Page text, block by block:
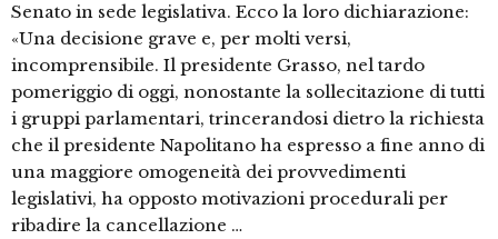
Senato in sede legislativa. Ecco la loro dichiarazione:
«Una decisione grave e, per molti versi,
incomprensibile. Il presidente Grasso, nel tardo
pomeriggio di oggi, nonostante la sollecitazione di tutti
i gruppi parlamentari, trincerandosi dietro la richiesta
che il presidente Napolitano ha espresso a fine anno di
una maggiore omogeneità dei provvedimenti
legislativi, ha opposto motivazioni procedurali per
ribadire la cancellazione …